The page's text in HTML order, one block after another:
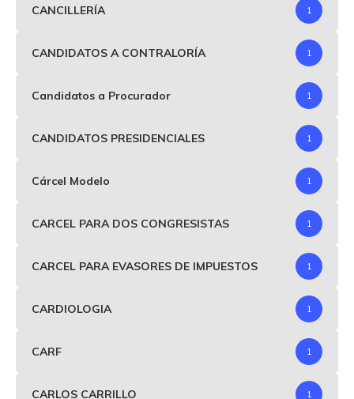
CANCILLERÍA 1
CANDIDATOS A CONTRALORÍA 1
Candidatos a Procurador 1
CANDIDATOS PRESIDENCIALES 1
Cárcel Modelo 1
CARCEL PARA DOS CONGRESISTAS 1
CARCEL PARA EVASORES DE IMPUESTOS 1
CARDIOLOGIA 1
CARF 1
CARLOS CARRILLO 1